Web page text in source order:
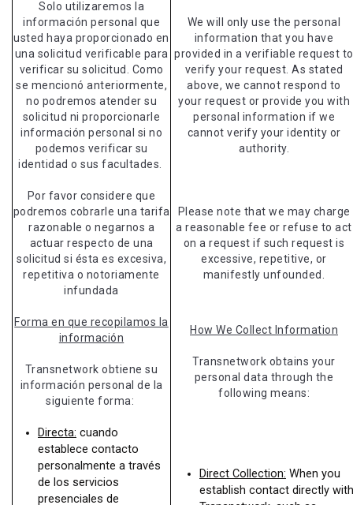
Solo utilizaremos la
información personal que
usted haya proporcionado en
una solicitud verificable para
verificar su solicitud. Como
se mencionó anteriormente,
no podremos atender su
solicitud ni proporcionarle
información personal si no
podemos verificar su
identidad o sus facultades.
We will only use the personal
information that you have
provided in a verifiable request to
verify your request. As stated
above, we cannot respond to
your request or provide you with
personal information if we
cannot verify your identity or
authority.
Por favor considere que
podremos cobrarle una tarifa
razonable o negarnos a
actuar respecto de una
solicitud si ésta es excesiva,
repetitiva o notoriamente
infundada
Please note that we may charge
a reasonable fee or refuse to act
on a request if such request is
excessive, repetitive, or
manifestly unfounded.
Forma en que recopilamos la
información
Transnetwork obtiene su
información personal de la
siguiente forma:
How We Collect Information
Transnetwork obtains your
personal data through the
following means:
Directa: cuando
establece contacto
personalmente a través
de los servicios
presenciales de
Direct Collection: When you
establish contact directly with